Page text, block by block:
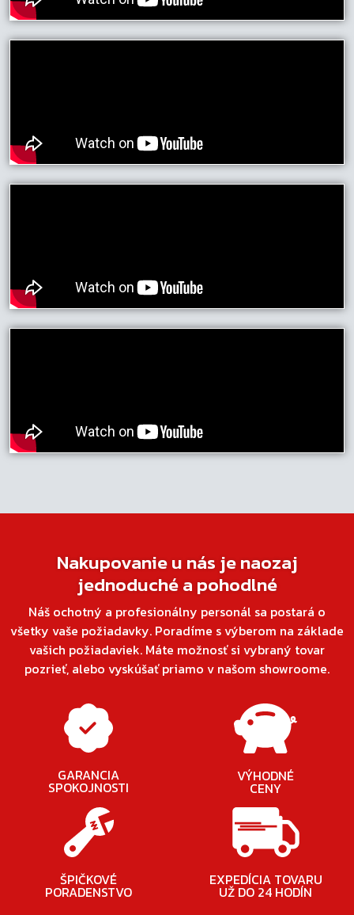
Nakupovanie u nás je naozaj
jednoduché a pohodlné
Náš ochotný a profesionálny personál sa postará o
všetky vaše požiadavky. Poradíme s výberom na základe
vašich požiadaviek. Máte možnosť si vybraný tovar
pozrieť, alebo vyskúšať priamo v našom showroome.
GARANCIA
SPOKOJNOSTI
VÝHODNÉ
CENY
ŠPIČKOVÉ
PORADENSTVO
EXPEDÍCIA TOVARU
UŽ DO 24 HODÍN